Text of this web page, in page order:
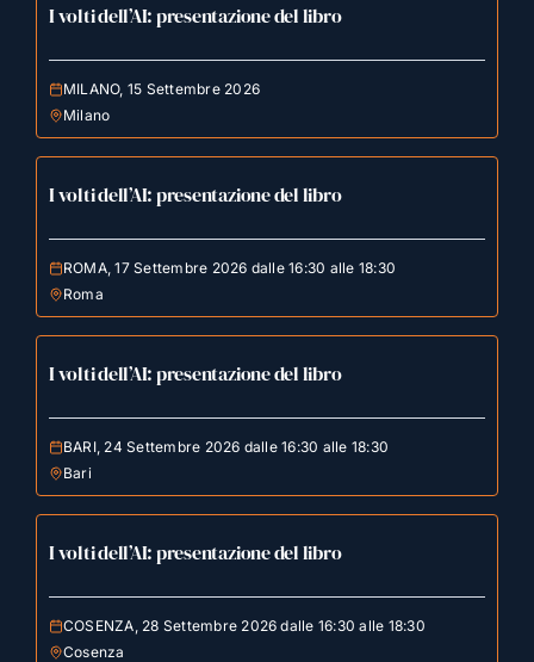
I volti dell’AI: presentazione del libro
MILANO, 15 Settembre 2026
Milano
I volti dell’AI: presentazione del libro
ROMA, 17 Settembre 2026 dalle 16:30 alle 18:30
Roma
I volti dell’AI: presentazione del libro
BARI, 24 Settembre 2026 dalle 16:30 alle 18:30
Bari
I volti dell’AI: presentazione del libro
COSENZA, 28 Settembre 2026 dalle 16:30 alle 18:30
Cosenza